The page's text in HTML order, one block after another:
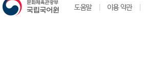
도움말 이용 약관